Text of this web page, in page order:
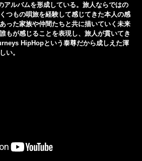
アルバムを形成している。旅人ならではの
つもの唄旅を経験して感じてきた本人の感
った家族や仲間たちと共に描いていく未来
もが感じることを表現し、旅人が貫いてき
HipHopという泰尊だから成しえた渾
い。